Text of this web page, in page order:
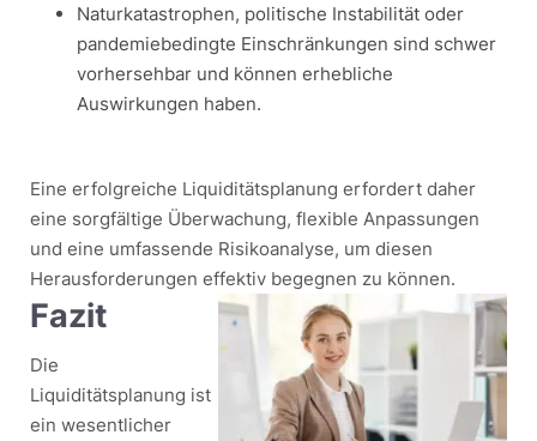
Naturkatastrophen, politische Instabilität oder
pandemiebedingte Einschränkungen sind schwer
vorhersehbar und können erhebliche
Auswirkungen haben.
Eine erfolgreiche Liquiditätsplanung erfordert daher
eine sorgfältige Überwachung, flexible Anpassungen
und eine umfassende Risikoanalyse, um diesen
Herausforderungen effektiv begegnen zu können.
Fazit
Die
Liquiditätsplanung ist
ein wesentlicher